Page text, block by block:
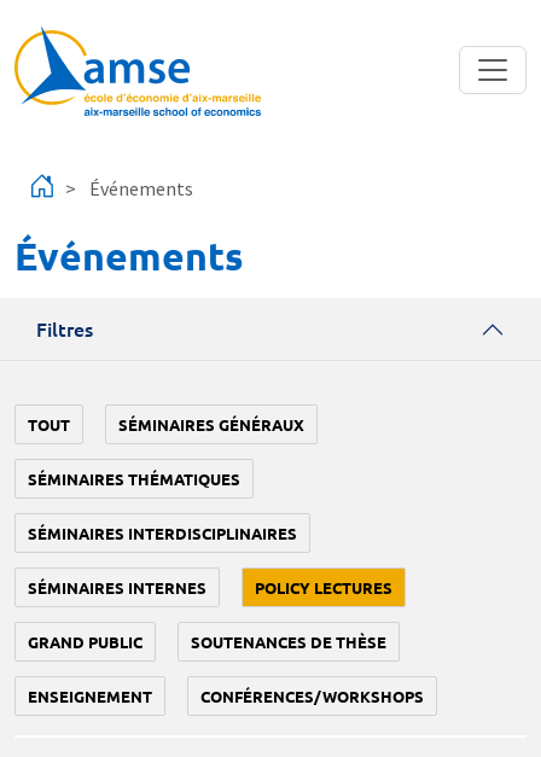
Événements
Événements
Filtres
TOUT SÉMINAIRES GÉNÉRAUX
SÉMINAIRES THÉMATIQUES
SÉMINAIRES INTERDISCIPLINAIRES
SÉMINAIRES INTERNES POLICY LECTURES
GRAND PUBLIC SOUTENANCES DE THÈSE
ENSEIGNEMENT CONFÉRENCES/WORKSHOPS